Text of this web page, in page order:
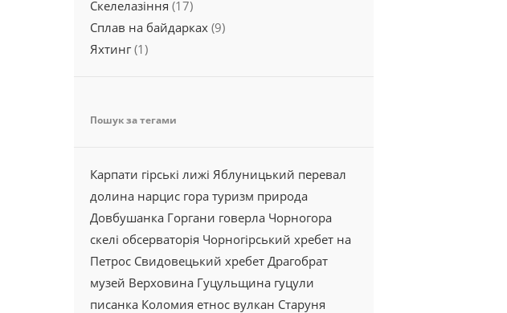
Скелелазіння (17)
Сплав на байдарках (9)
Яхтинг(1)
Пошук за тегами
Карпати гірські лижі Яблуницький перевал
долина нарцис гора туризм природа
Довбушанка Горгани говерла Чорногора
скелі обсерваторія Чорногірський хребет на
Петрос Свидовецький хребет Драгобрат
музей Верховина Гуцульщина гуцули
писанка Коломия етнос вулкан Старуня